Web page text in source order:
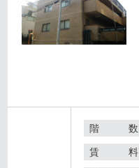
階 数
賃 料